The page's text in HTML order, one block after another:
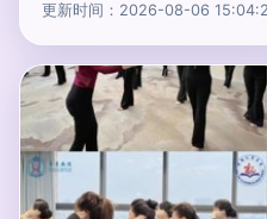
更新时间：2026-08-06